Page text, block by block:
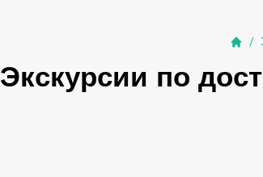
/
Экскурсии по